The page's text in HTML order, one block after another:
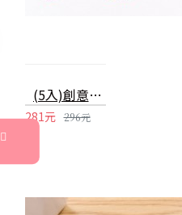
(5入)創意亮片造型福氣吊飾 春節喜慶掛飾 金元寶 平安袋 蘋果 魚 裝飾品
281元 296元